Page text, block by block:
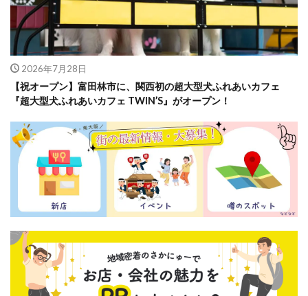
2026年7月28日
【祝オープン】富田林市に、関西初の超大型犬ふれあいカフェ
『超大型犬ふれあいカフェ TWIN’S』がオープン！